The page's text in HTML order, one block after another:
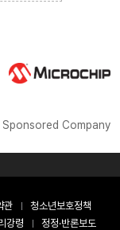
Sponsored Company
관
청소년보호정책
강령
정정·반론보도